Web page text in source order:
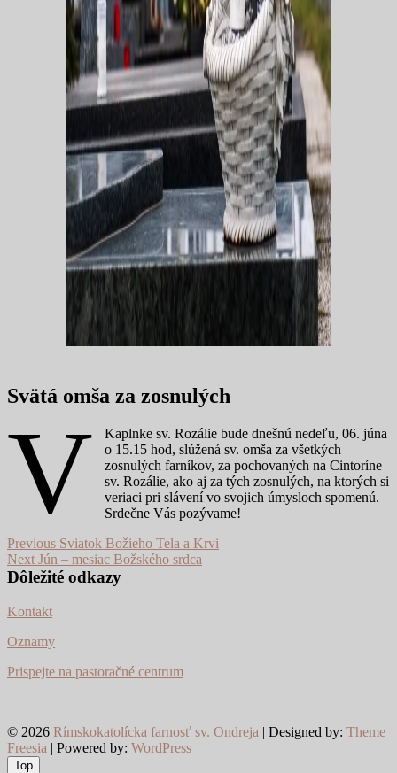
Svätá omša za zosnulých
V
Kaplnke sv. Rozálie bude dnešnú nedeľu, 06. júna
o 15.15 hod, slúžená sv. omša za všetkých
zosnulých farníkov, za pochovaných na Cintoríne
sv. Rozálie, ako aj za tých zosnulých, na ktorých si
veriaci pri slávení vo svojich úmysloch spomenú.
Srdečne Vás pozývame!
Navigácia
v
Previous Previous
post:
Sviatok Božieho Tela a Krvi
Next Next
post:
Jún – mesiac Božského srdca
Dôležité odkazy
Kontakt
Oznamy
Prispejte na pastoračné centrum
© 2026 Rímskokatolícka farnosť sv. Ondreja | Designed by: Theme
Freesia | Powered by: WordPress
Top